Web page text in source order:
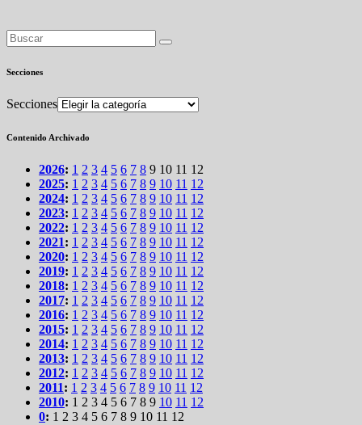
Secciones
Secciones
Contenido Archivado
2026: 1 2 3 4 5 6 7 8 9 10 11 12
2025: 1 2 3 4 5 6 7 8 9 10 11 12
2024: 1 2 3 4 5 6 7 8 9 10 11 12
2023: 1 2 3 4 5 6 7 8 9 10 11 12
2022: 1 2 3 4 5 6 7 8 9 10 11 12
2021: 1 2 3 4 5 6 7 8 9 10 11 12
2020: 1 2 3 4 5 6 7 8 9 10 11 12
2019: 1 2 3 4 5 6 7 8 9 10 11 12
2018: 1 2 3 4 5 6 7 8 9 10 11 12
2017: 1 2 3 4 5 6 7 8 9 10 11 12
2016: 1 2 3 4 5 6 7 8 9 10 11 12
2015: 1 2 3 4 5 6 7 8 9 10 11 12
2014: 1 2 3 4 5 6 7 8 9 10 11 12
2013: 1 2 3 4 5 6 7 8 9 10 11 12
2012: 1 2 3 4 5 6 7 8 9 10 11 12
2011: 1 2 3 4 5 6 7 8 9 10 11 12
2010: 1 2 3 4 5 6 7 8 9 10 11 12
0: 1 2 3 4 5 6 7 8 9 10 11 12